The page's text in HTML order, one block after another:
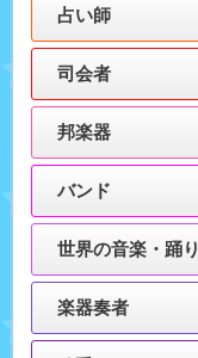
占い師
司会者
邦楽器
バンド
世界の音楽・踊り
楽器奏者